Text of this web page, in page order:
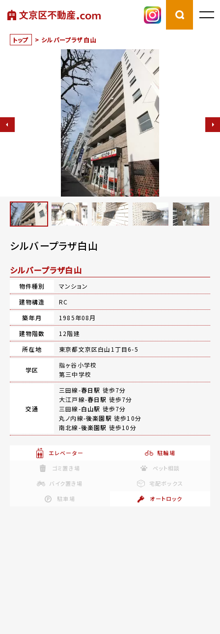
トップ > シルバープラザ白山
シルバープラザ白山
シルバープラザ白山
物件種別
マンション
建物構造
RC
築年月
1985年08月
建物階数
12階建
所在地
東京都文京区白山1丁目6-5
学区
指ヶ谷小学校
第三中学校
交通
三田線-春日駅 徒歩7分
大江戸線-春日駅 徒歩7分
三田線-白山駅 徒歩7分
丸ノ内線-後楽園駅 徒歩10分
南北線-後楽園駅 徒歩10分
エレベーター
駐輪場
ゴミ置き場
ペット相談
バイク置き場
宅配ボックス
駐車場
オートロック